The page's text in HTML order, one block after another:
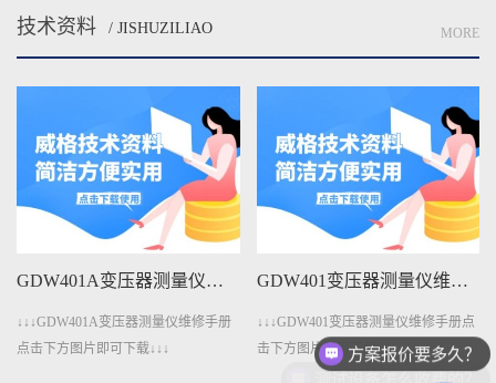
技术资料 / JISHUZILIAO MORE
GDW401A变压器测量仪维修手册下载
↓↓↓GDW401A变压器测量仪维修手册
点击下方图片即可下载↓↓↓
GDW401变压器测量仪维修手册下载
↓↓↓GDW401变压器测量仪维修手册点
击下方图片即可下载↓↓↓
方案报价要多久？
测试设备怎么收费的？